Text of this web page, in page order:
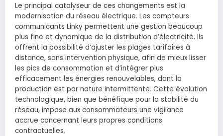
Le principal catalyseur de ces changements est la
modernisation du réseau électrique. Les compteurs
communicants Linky permettent une gestion beaucoup
plus fine et dynamique de la distribution d’électricité. Ils
offrent la possibilité d’ajuster les plages tarifaires à
distance, sans intervention physique, afin de mieux lisser
les pics de consommation et d’intégrer plus
efficacement les énergies renouvelables, dont la
production est par nature intermittente. Cette évolution
technologique, bien que bénéfique pour la stabilité du
réseau, impose aux consommateurs une vigilance
accrue concernant leurs propres conditions
contractuelles.